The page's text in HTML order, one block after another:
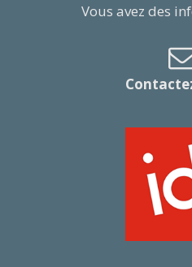
Vous avez des